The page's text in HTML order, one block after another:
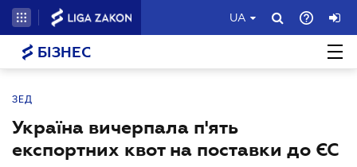
UA
БІЗНЕС
ЗЕД
Україна вичерпала п'ять
експортних квот на поставки до ЄС